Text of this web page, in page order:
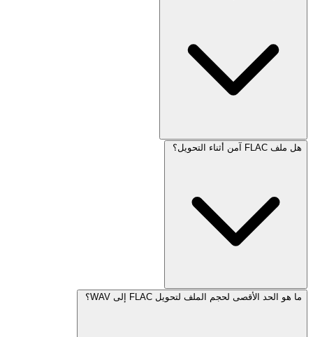
هل ملف FLAC آمن أثناء التحويل؟
ما هو الحد الأقصى لحجم الملف لتحويل FLAC إلى WAV؟